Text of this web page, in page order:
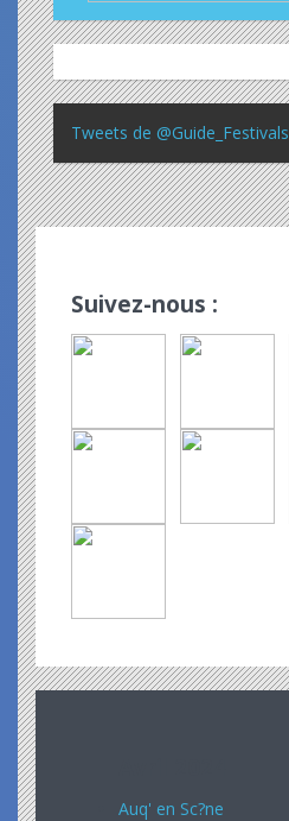
Tweets de @Guide_Festivals
Suivez-nous :
Auq' en Sc?ne